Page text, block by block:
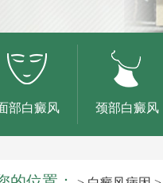
部白癜风 颈部白癜风